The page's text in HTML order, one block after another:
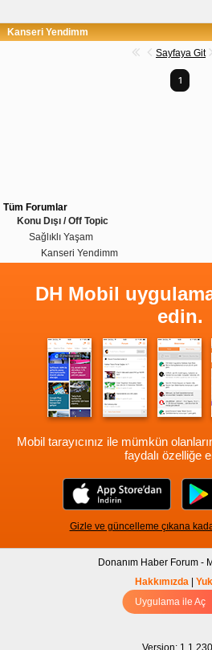
Uygulama ile Aç
Kanseri Yendimm
Sayfaya Git
1
Tüm Forumlar
Konu Dışı / Off Topic
Sağlıklı Yaşam
Kanseri Yendimm
DH Mobil
edin.
Mobil tarayıcınız ile mümkün
faydalı özelliğe
Gizle ve güncelleme çıkana
Donanım Haber Forum -
Hakkımızda |
Tam sürüm için
Version: